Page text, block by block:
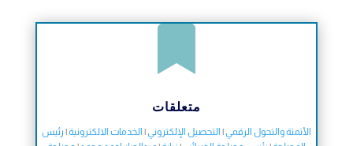

متعلقات
الأتمتة والتحول الرقمي| التحصيل الإلكتروني| الخدمات الالكترونية| رئيس